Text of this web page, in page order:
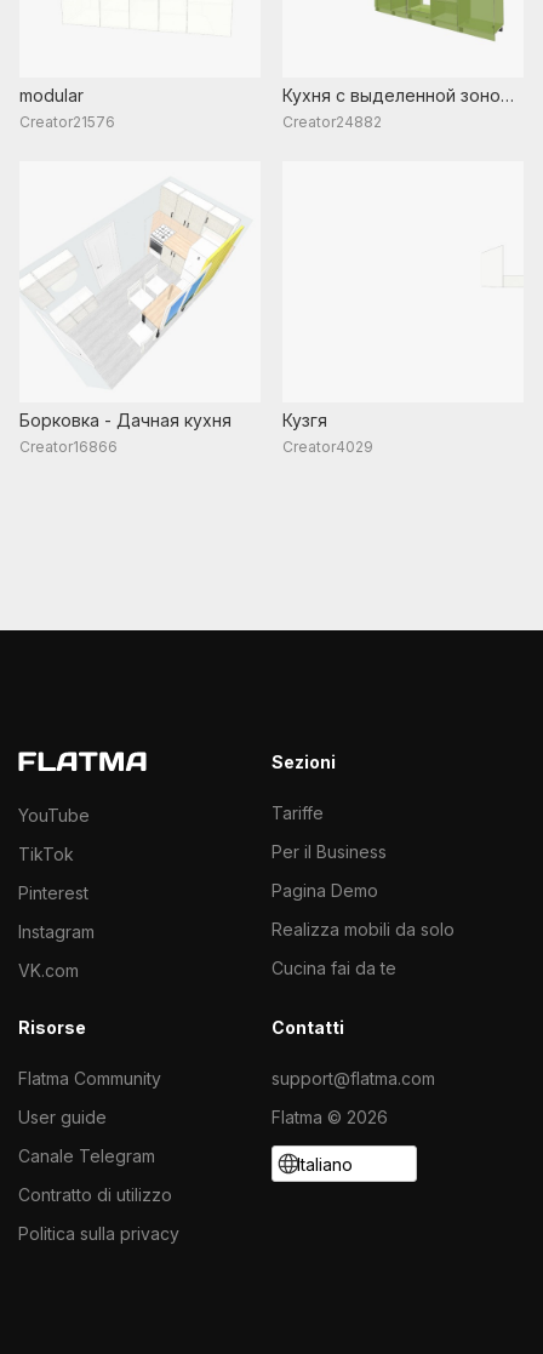
modular
Creator21576
Кухня с выделенной зоной
для кофемашины
Creator24882
Борковка - Дачная кухня
Creator16866
Кузгя
Creator4029
YouTube
TikTok
Pinterest
Instagram
VK.com
Sezioni
Tariffe
Per il Business
Pagina Demo
Realizza mobili da solo
Cucina fai da te
Risorse
Flatma Community
User guide
Canale Telegram
Contratto di utilizzo
Politica sulla privacy
Contatti
support@flatma.com
Flatma © 2026
Italiano